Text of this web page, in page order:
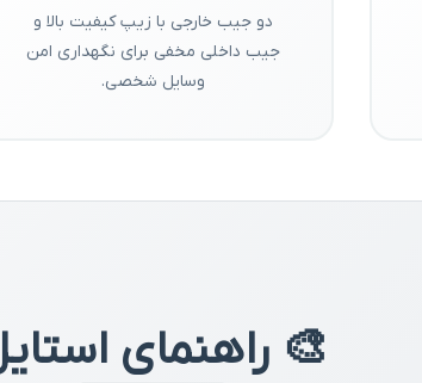
دو جیب خارجی با زیپ کیفیت بالا و
جیب داخلی مخفی برای نگهداری امن
وسایل شخصی.
🎨 راهنمای